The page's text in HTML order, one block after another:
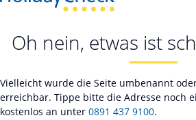
Oh nein, etwas ist
Vielleicht wurde die Seite umbenannt
erreichbar. Tippe bitte die Adresse noch
kostenlos an unter 0891 437 9100.